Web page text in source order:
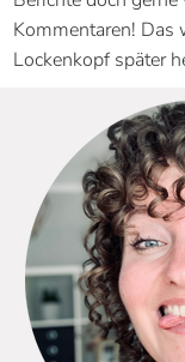
Kommentaren! Das
Lockenkopf später